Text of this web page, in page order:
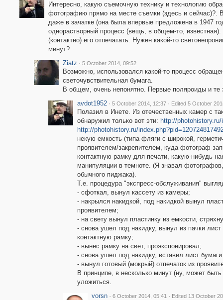
Интересно, какую съемочную технику и технологию
фотографию прямо на месте съемки (здесь и сейчас)?.
даже в зачатке (она была впервые предложена в 1947
однорастворный процесс (вещь, в общем-то,
(контактно) его отпечатать. Нужен какой-то
минут?
Ziatz · 5 October 2014, 09:52
Возможно, использовался какой-то процесс
светочувствительная бумага.
В общем, очень непонятно. Первые поляроиды и те
avdot1952 · 5 October 2014, 12:37 · Edited 5 October
Полазил в Инете. Из отечественных камер с
обнаружил только вот эти: http://
http://photohistory.ru/
некую емкость (типа фляги с широкой,
проявителем/закрепителем, куда фотограф
контактную рамку для печати, какую-нибудь
манипуляции в темноте. (Я знавал
обычного пиджака).
Т.е. процедура "экспресс-обслуживания"
- сфоткал, вынул кассету из камеры;
- накрылся накидкой, под накидкой вынул
проявителем;
- на свету вынул пластинку из емкости,
- снова ушел под накидку, вынул из пачки
контактную рамку;
- вынес рамку на свет, проэкспонировал;
- снова ушел под накидку, вставил лист
- вынул готовый (мокрый) отпечаток из
В принципе, в несколько минут (ну, может
уложиться.
vorsn · 6 October 2014, 05:41 · Edited 13 October